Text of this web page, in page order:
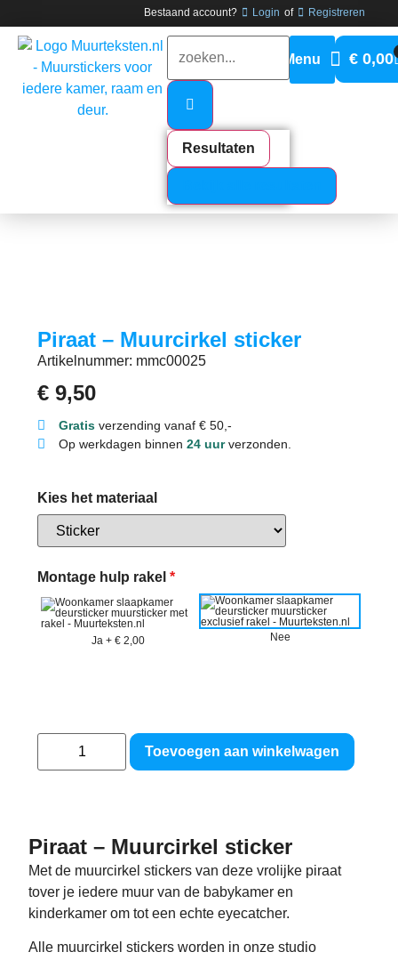
Bestaand account? Login of Registreren
Resultaten
€0,00
Piraat – Muurcirkel sticker
Artikelnummer: mmc00025
€ 9,50
Gratisverzending vanaf € 50,-
Op werkdagen binnen 24 uurverzonden.
Kies het materiaal
Montage hulp rakel *
Ja + € 2,00 Nee
Toevoegen aan winkelwagen
Piraat – Muurcirkel sticker
Met de muurcirkel stickers van deze vrolijke piraat
tover je iedere muur van de babykamer en
kinderkamer om tot een echte eyecatcher.
Alle muurcirkel stickers worden in onze studio